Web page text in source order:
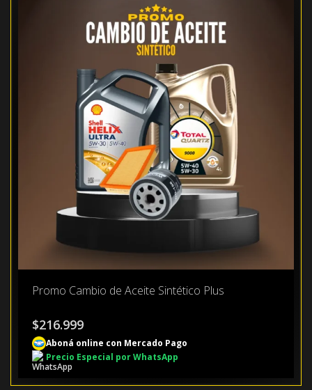
Promo Cambio de Aceite Sintético Plus
$216.999
Aboná online con Mercado Pago
Precio Especial por WhatsApp